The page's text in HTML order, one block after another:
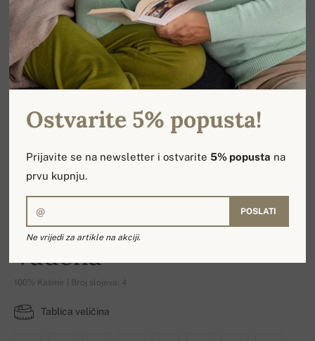
Vadena
100% Kašmir | Broj slojeva: 4
Tablica veličina
Ostvarite 5% popusta!
Prijavite se na newsletter i ostvarite5% popusta na
prvu kupnju.
POSLATI
Ne vrijedi za artikle na akciji.